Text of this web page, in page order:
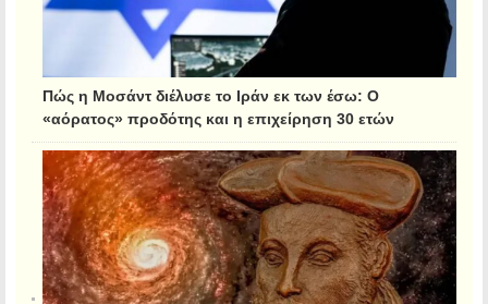
Πώς η Μοσάντ διέλυσε το Ιράν εκ των έσω: Ο
«αόρατος» προδότης και η επιχείρηση 30 ετών